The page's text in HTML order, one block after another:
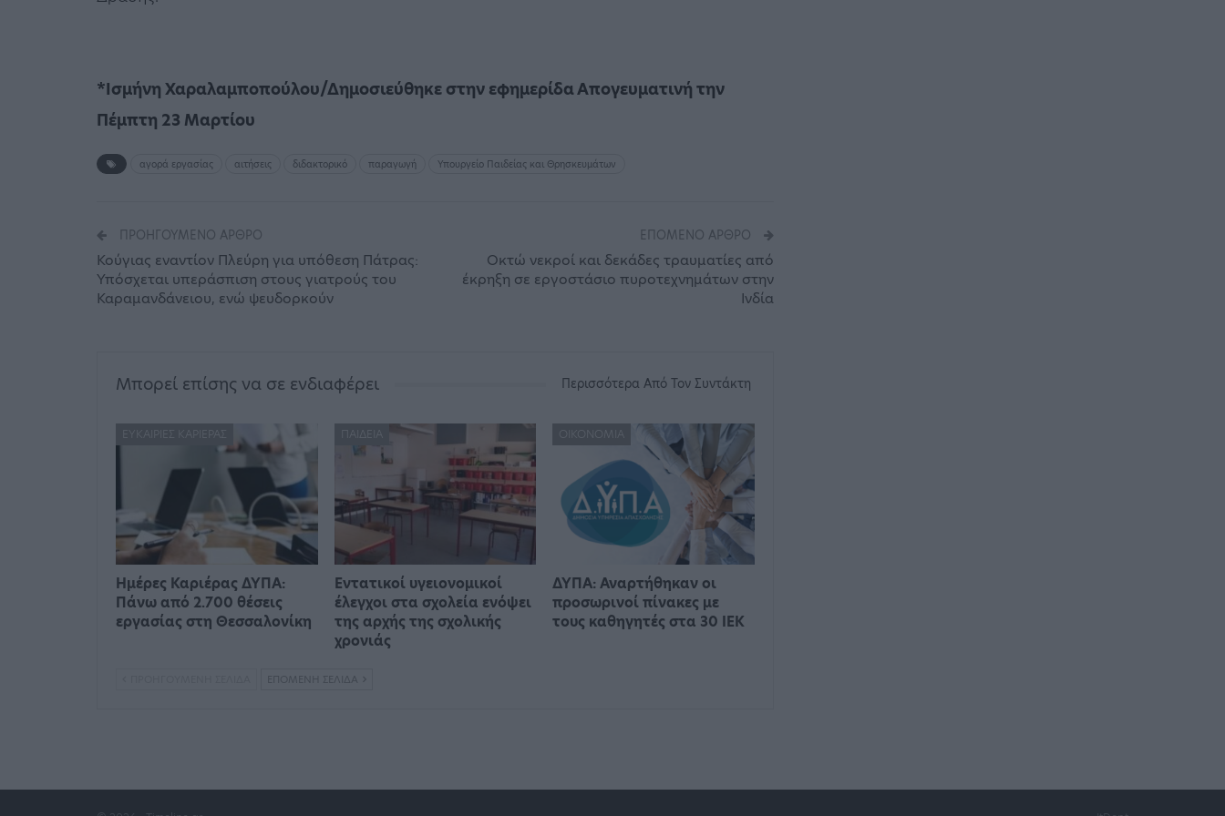
*Ισμήνη Χαραλαμποπούλου/Δημοσιεύθηκε στην εφημερίδα Απογευματινή την
Πέμπτη 23 Μαρτίου
αγορά εργασίας αιτήσεις διδακτορικό παραγωγή Υπουργείο Παιδείας και Θρησκευμάτων
ΠΡΟΗΓΟΎΜΕΝΟ ΆΡΘΡΟ
Κούγιας εναντίον Πλεύρη για υπόθεση Πάτρας:
Υπόσχεται υπεράσπιση στους γιατρούς του
Καραμανδάνειου, ενώ ψευδορκούν
ΕΠΌΜΕΝΟ ΆΡΘΡΟ
Οκτώ νεκροί και δεκάδες τραυματίες από
έκρηξη σε εργοστάσιο πυροτεχνημάτων στην
Ινδία
Μπορεί επίσης να σε ενδιαφέρει Περισσότερα Από Τον Συντάκτη
ΕΥΚΑΙΡΊΕΣ ΚΑΡΙΈΡΑΣ
Ημέρες Καριέρας ΔΥΠΑ:
Πάνω από 2.700 θέσεις
εργασίας στη Θεσσαλονίκη
ΠΑΙΔΕΊΑ
Εντατικοί υγειονομικοί
έλεγχοι στα σχολεία ενόψει
της αρχής της σχολικής
χρονιάς
ΟΙΚΟΝΟΜΊΑ
ΔΥΠΑ: Αναρτήθηκαν οι
προσωρινοί πίνακες με
τους καθηγητές στα 30 ΙΕΚ
ΕΠΌΜΕΝΗ ΣΕΛΊΔΑ